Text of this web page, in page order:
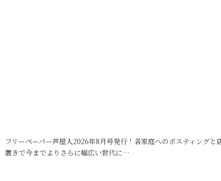
フリーペーパー芦屋人2026年8月号発行！各家庭へのポスティングと
置きで今までよりさらに幅広い世代に…